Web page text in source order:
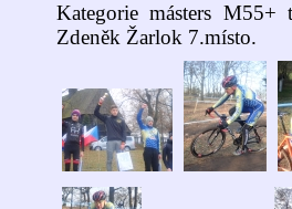
Kategorie másters
Zdeněk Žarlok 7.místo.